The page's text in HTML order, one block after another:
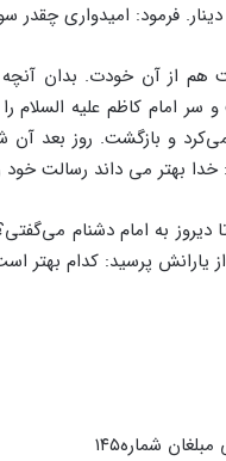
فرمود: امیدواری
از آن خودت. بدان آنچه
امام کاظم علیه السلام
و بازگشت. روز
خدا بهتر می داند رسالت خود
به امام دشنام می‌گفتی؟
یارانش پرسید: کدام بهتر
شماره۱۴۵